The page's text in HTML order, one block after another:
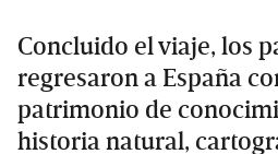
Concluido el viaje, los
regresaron a España
patrimonio de
historia natural,